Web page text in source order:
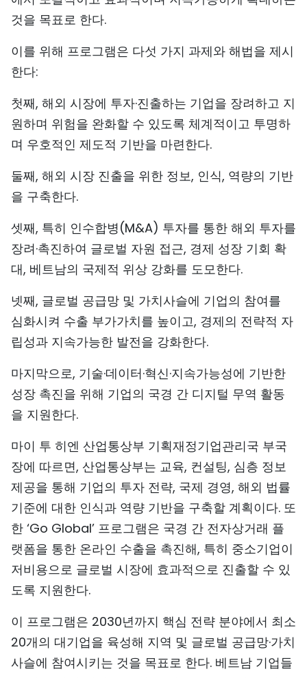
것을 목표로 한다.
이를 위해 프로그램은 다섯 가지 과제와 해법을 제시
한다:
첫째, 해외 시장에 투자·진출하는 기업을 장려하고 지
원하며 위험을 완화할 수 있도록 체계적이고 투명하
며 우호적인 제도적 기반을 마련한다.
둘째, 해외 시장 진출을 위한 정보, 인식, 역량의 기반
을 구축한다.
셋째, 특히 인수합병(M&A) 투자를 통한 해외 투자를
장려·촉진하여 글로벌 자원 접근, 경제 성장 기회 확
대, 베트남의 국제적 위상 강화를 도모한다.
넷째, 글로벌 공급망 및 가치사슬에 기업의 참여를
심화시켜 수출 부가가치를 높이고, 경제의 전략적 자
립성과 지속가능한 발전을 강화한다.
마지막으로, 기술·데이터·혁신·지속가능성에 기반한
성장 촉진을 위해 기업의 국경 간 디지털 무역 활동
을 지원한다.
마이 투 히엔 산업통상부 기획재정기업관리국 부국
장에 따르면, 산업통상부는 교육, 컨설팅, 심층 정보
제공을 통해 기업의 투자 전략, 국제 경영, 해외 법률
기준에 대한 인식과 역량 기반을 구축할 계획이다. 또
한 ‘Go Global’ 프로그램은 국경 간 전자상거래 플
랫폼을 통한 온라인 수출을 촉진해, 특히 중소기업이
저비용으로 글로벌 시장에 효과적으로 진출할 수 있
도록 지원한다.
이 프로그램은 2030년까지 핵심 전략 분야에서 최소
20개의 대기업을 육성해 지역 및 글로벌 공급망·가치
사슬에 참여시키는 것을 목표로 한다. 베트남 기업들